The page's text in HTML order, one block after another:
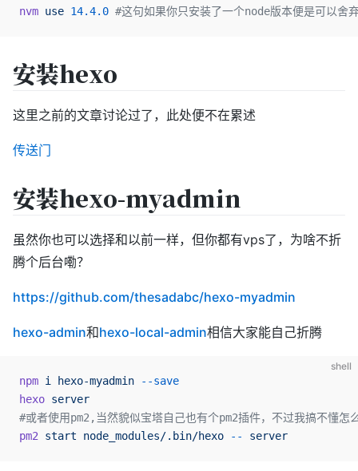
nvm use 14.4.0 #这句如果你只安装了一个node版本便是可以舍
安装hexo
这里之前的文章讨论过了，此处便不在累述
传送门
安装hexo-myadmin
虽然你也可以选择和以前一样，但你都有vps了，为啥不折
腾个后台嘞？
https://github.com/thesadabc/hexo-myadmin
hexo-admin和hexo-local-admin相信大家能自己折腾
shell
npm i hexo-myadmin --save
hexo server
#或者使用pm2,当然貌似宝塔自己也有个pm2插件，不过我搞不懂怎
pm2 start node_modules/.bin/hexo -- server